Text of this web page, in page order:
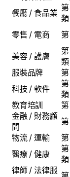
餐廳 / 食品業
類
零售 / 電商
美容 / 護膚
類
服裝品牌
科技 / 軟件
類
教育培訓
金融 / 財務顧
問
物流 / 運輸
醫療 / 健康
類
律師 / 法律服